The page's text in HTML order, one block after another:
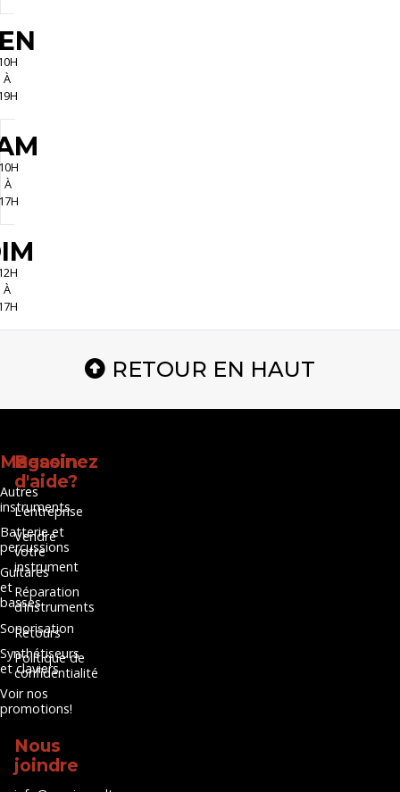
À
À
À
RETOUR EN HAUT
Magasinez
Autres
instruments
Batterie et
percussions
Guitares
et
basses
Sonorisation
Synthétiseurs
et claviers
Voir nos
promotions!
Besoin
d'aide?
L’entreprise
Vendre
votre
instrument
Réparation
d’instruments
Retours
Politique de
confidentialité
Nous
joindre